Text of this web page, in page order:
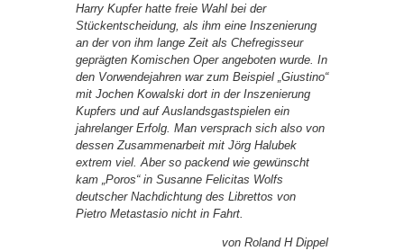
Harry Kupfer hatte freie Wahl bei der
Stückentscheidung, als ihm eine Inszenierung
an der von ihm lange Zeit als Chefregisseur
geprägten Komischen Oper angeboten wurde. In
den Vorwendejahren war zum Beispiel „Giustino“
mit Jochen Kowalski dort in der Inszenierung
Kupfers und auf Auslandsgastspielen ein
jahrelanger Erfolg. Man versprach sich also von
dessen Zusammenarbeit mit Jörg Halubek
extrem viel. Aber so packend wie gewünscht
kam „Poros“ in Susanne Felicitas Wolfs
deutscher Nachdichtung des Librettos von
Pietro Metastasio nicht in Fahrt.
von Roland H Dippel